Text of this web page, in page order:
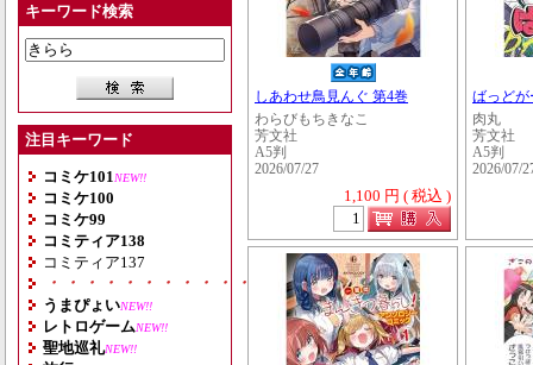
キーワード検索
注目キーワード
コミケ101 NEW!!
コミケ100
コミケ99
コミティア138
コミティア137
・・・・・・・・・・・・・・・・・・・
うまぴょいNEW!!
レトロゲームNEW!!
聖地巡礼NEW!!
しあわせ鳥見んぐ 第4巻
わらびもちきなこ
芳文社
A5判
2026/07/27
1,100 円 ( 税込 )
ばっどが
肉丸
芳文社
A5判
2026/07/